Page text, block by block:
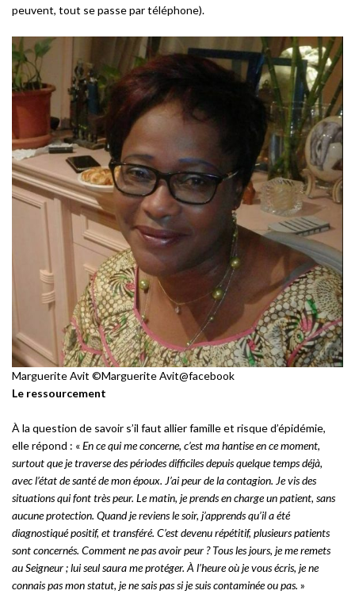
peuvent, tout se passe par téléphone).
Marguerite Avit ©Marguerite Avit@facebook
Le ressourcement
À la question de savoir s’il faut allier famille et risque d’épidémie,
elle répond : «En ce qui me concerne, c’est ma hantise en ce moment,
surtout que je traverse des périodes difficiles depuis quelque temps déjà,
avec l’état de santé de mon époux. J’ai peur de la contagion. Je vis des
situations qui font très peur. Le matin, je prends en charge un patient, sans
aucune protection. Quand je reviens le soir, j’apprends qu’il a été
diagnostiqué positif, et transféré. C’est devenu répétitif, plusieurs patients
sont concernés. Comment ne pas avoir peur ? Tous les jours, je me remets
au Seigneur ; lui seul saura me protéger. À l’heure où je vous écris, je ne
connais pas mon statut, je ne sais pas si je suis contaminée ou pas. »